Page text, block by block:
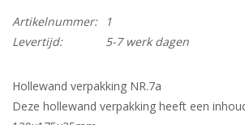
Artikelnummer:
1
Levertijd:
5-7 werk dagen
Hollewand verpakking NR.7a
Deze hollewand verpakking heeft een